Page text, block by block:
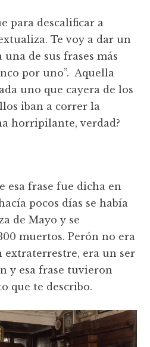
para descalificar a
Te voy a dar un
de sus frases más
por uno”. Aquella
uno que cayera de los
iban a correr la
horripilante, verdad?
esa frase fue dicha en
pocos días se había
de Mayo y se
muertos. Perón no era
extraterrestre, era un ser
y esa frase tuvieron
que te describo.